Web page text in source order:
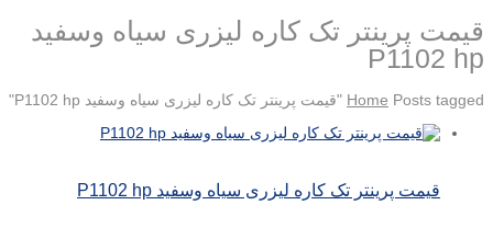
قیمت پرینتر تک کاره لیزری سیاه وسفید
P1102 hp
Home Posts tagged "قیمت پرینتر تک کاره لیزری سیاه وسفید P1102 hp"
قیمت پرینتر تک کاره لیزری سیاه وسفید P1102 hp